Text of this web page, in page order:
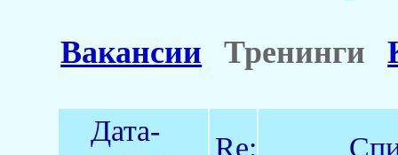
Вакансии Тренинги
Дата-
Re: